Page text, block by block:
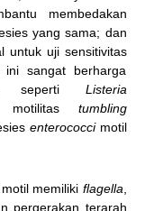
membedakan
yang sama; dan
untuk uji sensitivitas
sangat berharga
seperti Listeria
motilitas tumbling
enterococcimotil
memiliki flagella
pergerakan terarah